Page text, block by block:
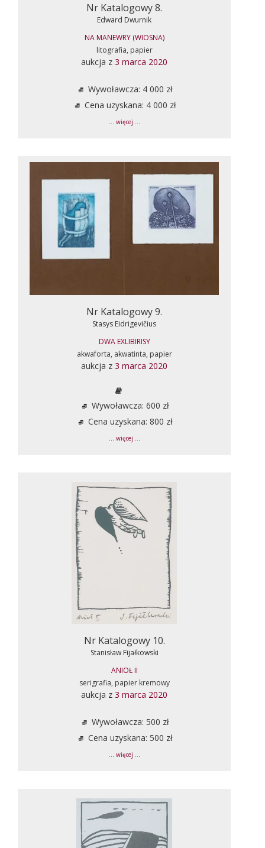
Nr Katalogowy 8.
Edward Dwurnik
NA MANEWRY (WIOSNA)
litografia, papier
aukcja z 3 marca 2020
Wywoławcza: 4 000 zł
Cena uzyskana: 4 000 zł
... więcej ...
Nr Katalogowy 9.
Stasys Eidrigevičius
DWA EXLIBIRISY
akwaforta, akwatinta, papier
aukcja z 3 marca 2020
Wywoławcza: 600 zł
Cena uzyskana: 800 zł
... więcej ...
Nr Katalogowy 10.
Stanisław Fijałkowski
ANIOŁ II
serigrafia, papier kremowy
aukcja z 3 marca 2020
Wywoławcza: 500 zł
Cena uzyskana: 500 zł
... więcej ...